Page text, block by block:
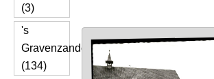
(3)
's
Gravenzande
(134)